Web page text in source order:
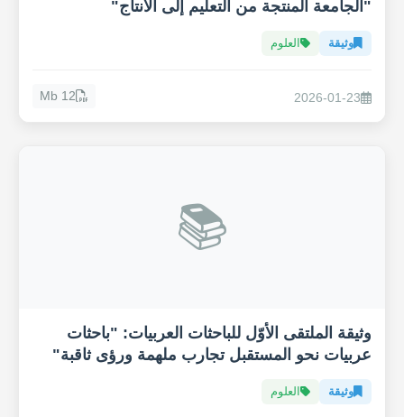
"الجامعة المنتجة من التعليم إلى الانتاج"
وثيقة العلوم
2026-01-23
12 Mb
📚
وثيقة الملتقى الأوّل للباحثات العربيات: "باحثات
عربيات نحو المستقبل تجارب ملهمة ورؤى ثاقبة"
وثيقة العلوم